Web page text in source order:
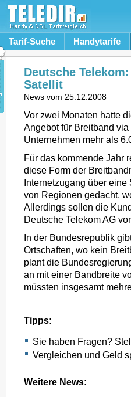
Tarif-Suche Handytarife
Deutsche
Satellit
News vom 25.12.2008
Vor zwei Monaten hatte
Angebot für Breitband
Unternehmen mehr als
Für das kommende Jahr
diese Form der
Internetzugang über
von Regionen gedacht,
Allerdings sollen die
Deutsche Telekom AG
In der Bundesrepublik
Ortschaften, wo kein
plant die
an mit einer Bandbreite
müssten insgesamt
Tipps:
Sie haben Fragen?
Vergleichen und Geld
Weitere News: